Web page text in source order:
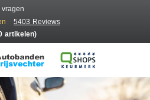
5403 Reviews
artikelen)